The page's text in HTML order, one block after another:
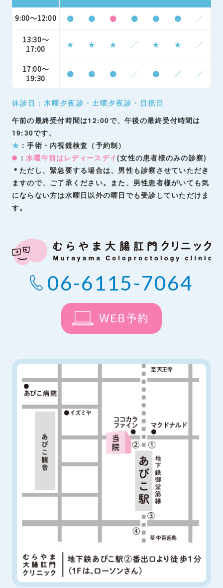
9:00～12:00 ● ● ● ● ● ● ／
13:30～
17:00
★ ★ ★ ／ ★ ★ ／
17:00～
19:30
● ● ● ／ ● ／ ／
休診日：木曜夕夜診・土曜夕夜診・日祝日
午前の最終受付時間は12:00で、午後の最終受付時間は
19:30です。
★ ：手術・内視鏡検査（予約制）
： 水曜午前はレディースデイ(女性の患者様のみの診察)
＊ただし、緊急要する場合は、男性も診察させていただき
ますので、ご了承ください。また、男性患者様がいても気
にならない方は水曜日以外の曜日でも受診していただけま
す。
06-6115-7064
WEB予約